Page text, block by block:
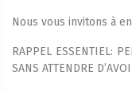
Nous vous invitons à
RAPPEL ESSENTIEL:
SANS ATTENDRE